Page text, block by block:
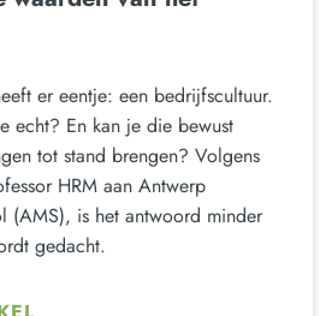
er eentje: een bedrijfscultuur.
echt? En kan je die bewust
tot stand brengen? Volgens
HRM aan Antwerp
(AMS), is het antwoord minder
gedacht.